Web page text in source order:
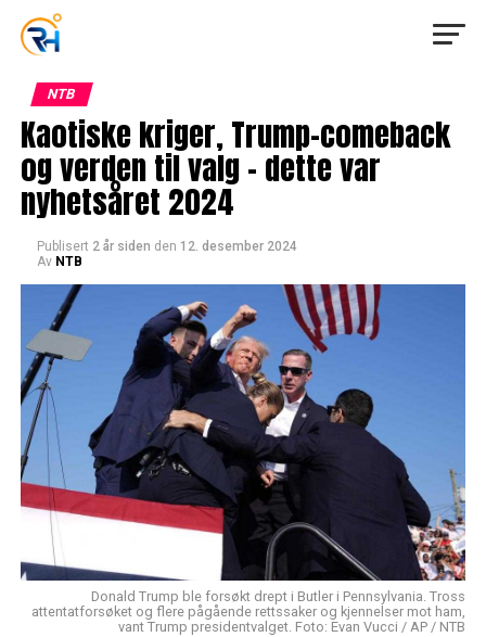
NTB
Kaotiske kriger, Trump-comeback
og verden til valg – dette var
nyhetsåret 2024
Publisert 2 år siden den 12. desember 2024
Av NTB
Donald Trump ble forsøkt drept i Butler i Pennsylvania. Tross
attentatforsøket og flere pågående rettssaker og kjennelser mot ham,
vant Trump presidentvalget. Foto: Evan Vucci / AP / NTB